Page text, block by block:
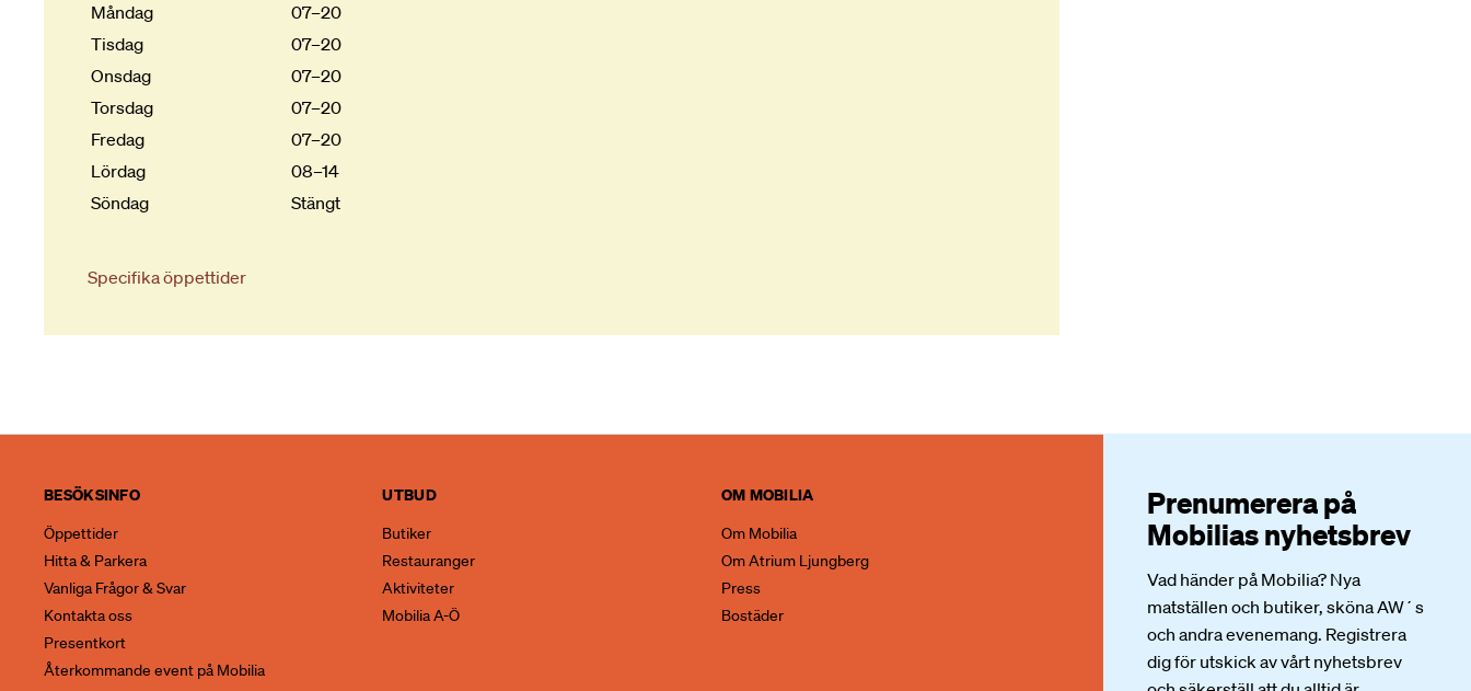
Måndag
07–20
Tisdag
07–20
Onsdag
07–20
Torsdag
07–20
Fredag
07–20
Lördag
08–14
Söndag
Stängt
Specifika öppettider
BESÖKSINFO
Öppettider
Hitta & Parkera
Vanliga Frågor & Svar
Kontakta oss
Presentkort
Återkommande event på Mobilia
UTBUD
Butiker
Restauranger
Aktiviteter
Mobilia A-Ö
OM MOBILIA
Om Mobilia
Om Atrium Ljungberg
Press
Bostäder
Prenumerera på
Mobilias nyhetsbrev
Vad händer på Mobilia? Nya
matställen och butiker, sköna AW´s
och andra evenemang. Registrera
dig för utskick av vårt nyhetsbrev